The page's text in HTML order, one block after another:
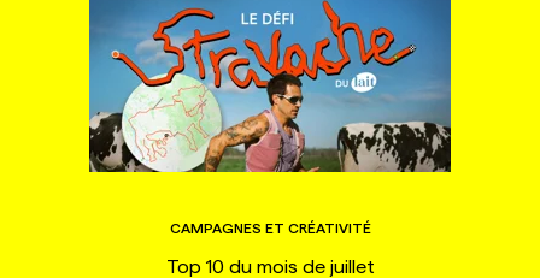
CAMPAGNES ET CRÉATIVITÉ
Top 10 du mois de juillet